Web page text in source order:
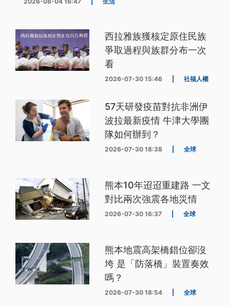
西拉雅族獲核定原住民族
爭取過程與族群分布一次
看
2026-07-30 15:46 社福人權
57天研發疫苗對抗非洲伊
波拉最新疫情 牛津大學團
隊如何辦到？
2026-07-30 18:38 全球
熊本10年迢迢重建路 一文
對比兩次強震各地災情
2026-07-30 16:37 全球
熊本地震高架橋錯位卻沒
垮 是「防落橋」裝置奏效
嗎？
2026-07-30 18:54 全球